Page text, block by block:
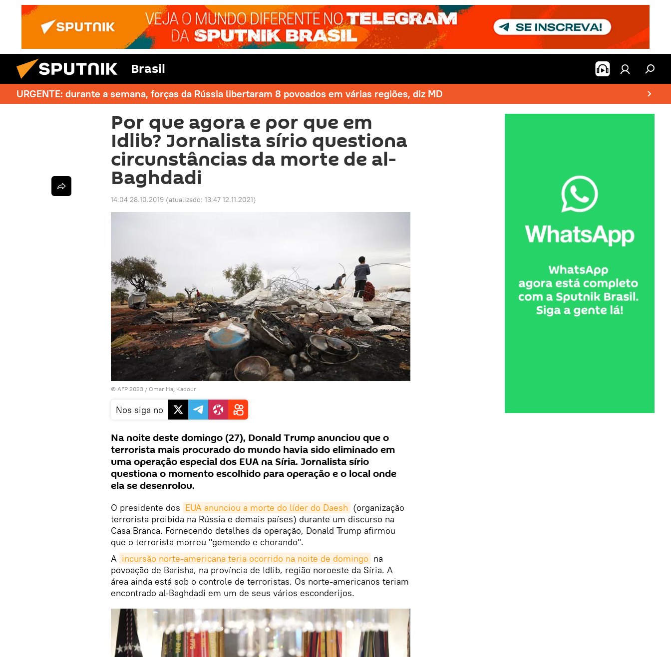
Brasil
URGENTE: durante a semana, forças da Rússia libertaram 8 povoados em várias regiões, diz MD
Por que agora e por que em
Idlib? Jornalista sírio questiona
circunstâncias da morte de al-
Baghdadi
14:04 28.10.2019 (atualizado: 13:47 12.11.2021)
© AFP 2023 / Omar Haj Kadour
Nos siga no
Na noite deste domingo (27), Donald Trump anunciou que o
terrorista mais procurado do mundo havia sido eliminado em
uma operação especial dos EUA na Síria. Jornalista sírio
questiona o momento escolhido para operação e o local onde
ela se desenrolou.
O presidente dos EUA anunciou a morte do líder do Daesh (organização
terrorista proibida na Rússia e demais países) durante um discurso na
Casa Branca. Fornecendo detalhes da operação, Donald Trump afirmou
que o terrorista morreu "gemendo e chorando".
A incursão norte-americana teria ocorrido na noite de domingo na
povoação de Barisha, na província de Idlib, região noroeste da Síria. A
área ainda está sob o controle de terroristas. Os norte-americanos teriam
encontrado al-Baghdadi em um de seus vários esconderijos.